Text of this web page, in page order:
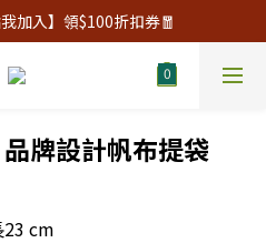
加入】領$100折扣券🧧
品牌設計帆布提袋
cm